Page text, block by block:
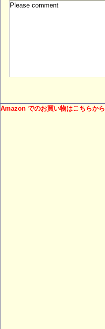
Amazon でのお買い物はこちらから